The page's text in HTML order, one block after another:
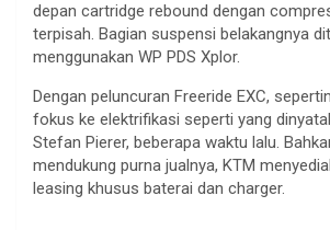
depan cartridge rebound dengan
terpisah. Bagian suspensi belakangnya
menggunakan WP PDS Xplor.
Dengan peluncuran Freeride EXC,
fokus ke elektrifikasi seperti yang
Stefan Pierer, beberapa waktu lalu.
mendukung purna jualnya, KTM
leasing khusus baterai dan charger.